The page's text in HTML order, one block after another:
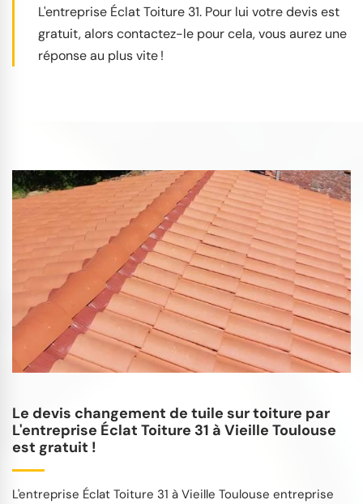
L'entreprise Éclat Toiture 31. Pour lui votre devis est
gratuit, alors contactez-le pour cela, vous aurez une
réponse au plus vite !
Le devis changement de tuile sur toiture par
L'entreprise Éclat Toiture 31 à Vieille Toulouse
est gratuit !
L'entreprise Éclat Toiture 31 à Vieille Toulouse entreprise